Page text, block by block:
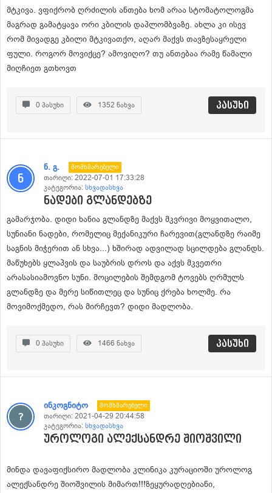
მტკივა. ვფიქრობ ღრძილის ანთება ხომ არაა სტომატოლოგმა
მაგრად გამატყავა ორი კბილის დაპლომბვაზე. ახლა კი ისევ
რომ მივადგე კბილი მტკივათქო, აღარ მაქვს თავზესაყრელი
ფული. როგორ მოვიქცე? ამოვიღო? თუ ანთებაა რამე წამალი
მიღჩიეთ გთხოვთ
0 პასუხი 1352 ნახვა პასუხი
ნ. გ. Მომხმარებელი
თარიღი: 2022-07-01 17:33:28
კატეგორია: სხვადასხვა
ნადები გლანდებზე
გამარჯობა. დიდი ხანია გლანდზე მაქვს მკვრივი მოყვითალო,
სუნიანი ნადები, რომელიც მექანიკური ჩარევით(გლანდზე რაიმე
საგნის მიჭერით ან სხვა...) ხშირად ადვილად სცილდება გლანდს.
მაწუხებს ყლაპვის და საუბრის დროს და აქვს მკვეთრი
არასასიამოვნო სუნი. მოცილების შემდგომ ტოვებს ღრმულს
გლანდზე და მერე სიწითლეც და სუნიც ქრება ხოლმე. რა
მოვიმოქმედო, რას მირჩევთ? დიდი მადლობა.
0 პასუხი 1466 ნახვა პასუხი
ინკოგნიტო Მომხმარებელი
თარიღი: 2021-04-29 20:44:58
კატეგორია: სხვადასხვა
უროლოგი ალექსანდრე შიოშვილი
მინდა დავაფიქსირო მადლობა კლინიკა კურაციოში უროლოგ
ალექსანდრე შიოშვილის მიმართ!!!ზეყურადღებიანი,